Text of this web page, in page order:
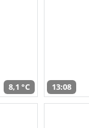
8,1 °C 13:08